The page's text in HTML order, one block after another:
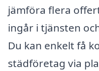
jämföra flera
ingår i tjänsten
Du kan enkelt få
städföretag via